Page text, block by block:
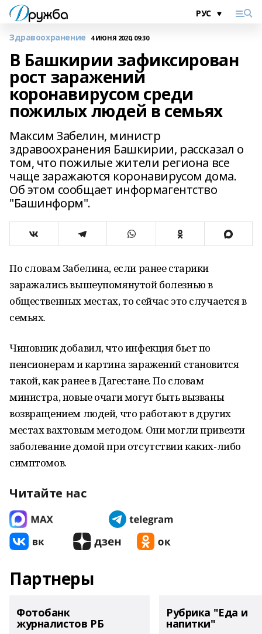
Здравоохранение 4 ИЮНЯ 2020, 09:30
В Башкирии зафиксирован
рост заражений
коронавирусом среди
пожилых людей в семьях
Максим Забелин, министр
здравоохранения Башкирии, рассказал о
том, что пожилые жители региона все
чаще заражаются коронавирусом дома.
Об этом сообщает информагентство
"Башинформ".
По словам Забелина, если ранее старики
заражались вышеупомянутой болезнью в
общественных местах, то сейчас это случается в
семьях.
Чиновник добавил, что инфекция бьет по
пенсионерам и картина заражений становится
такой, как ранее в Дагестане. По словам
министра, новые очаги могут быть вызваны
возвращением людей, что работают в других
местах вахтовым методом. Они могли привезти
заболевание домой при отсутствии каких-либо
симптомов.
Читайте нас
Партнеры
Фотобанк
журналистов РБ
Рубрика "Еда и
напитки"